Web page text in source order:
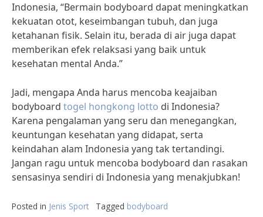
Indonesia, “Bermain bodyboard dapat meningkatkan
kekuatan otot, keseimbangan tubuh, dan juga
ketahanan fisik. Selain itu, berada di air juga dapat
memberikan efek relaksasi yang baik untuk
kesehatan mental Anda.”
Jadi, mengapa Anda harus mencoba keajaiban
bodyboard togel hongkong lotto di Indonesia?
Karena pengalaman yang seru dan menegangkan,
keuntungan kesehatan yang didapat, serta
keindahan alam Indonesia yang tak tertandingi.
Jangan ragu untuk mencoba bodyboard dan rasakan
sensasinya sendiri di Indonesia yang menakjubkan!
Posted in Jenis Sport Tagged bodyboard